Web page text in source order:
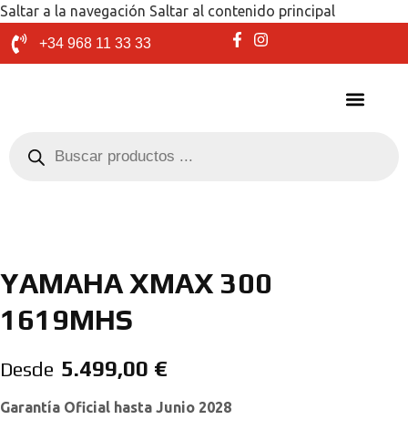
Saltar a la navegación Saltar al contenido principal
+34 968 11 33 33
YAMAHA XMAX 300
1619MHS
Desde 5.499,00 €
Garantía Oficial hasta Junio 2028